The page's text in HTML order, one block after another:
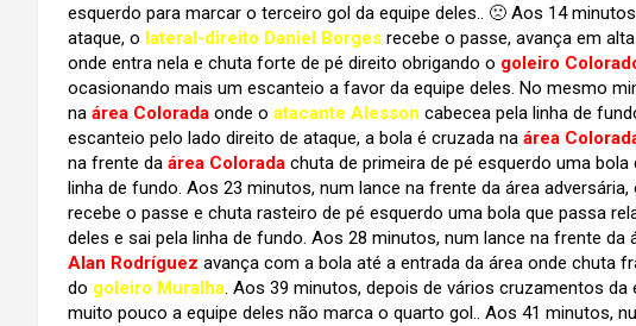
esquerdo para marcar o terceiro gol da equipe deles.. 🙁 Aos 14
ataque, o lateral-direito Daniel Borges recebe o passe, avança em
onde entra nela e chuta forte de pé direito obrigando o goleiro
ocasionando mais um escanteio a favor da equipe deles. No mesmo
na área Colorada onde o atacante Alesson cabecea pela linha de
escanteio pelo lado direito de ataque, a bola é cruzada na área
na frente da área Colorada chuta de primeira de pé esquerdo uma
linha de fundo. Aos 23 minutos, num lance na frente da área adversária,
recebe o passe e chuta rasteiro de pé esquerdo uma bola que passa
deles e sai pela linha de fundo. Aos 28 minutos, num lance na frente da
Alan Rodríguez avança com a bola até a entrada da área onde chuta
do goleiro Muralha. Aos 39 minutos, depois de vários cruzamentos da
muito pouco a equipe deles não marca o quarto gol.. Aos 41 minutos,